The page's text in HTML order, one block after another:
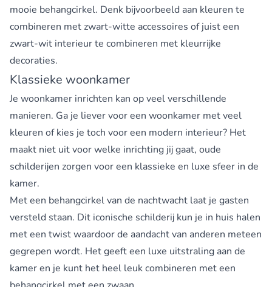
mooie behangcirkel. Denk bijvoorbeeld aan kleuren te
combineren met zwart-witte accessoires of juist een
zwart-wit interieur te combineren met kleurrijke
decoraties.
Klassieke woonkamer
Je woonkamer inrichten kan op veel verschillende
manieren. Ga je liever voor een woonkamer met veel
kleuren of kies je toch voor een modern interieur? Het
maakt niet uit voor welke inrichting jij gaat, oude
schilderijen zorgen voor een klassieke en luxe sfeer in de
kamer.
Met een behangcirkel van de nachtwacht laat je gasten
versteld staan. Dit iconische schilderij kun je in huis halen
met een twist waardoor de aandacht van anderen meteen
gegrepen wordt. Het geeft een luxe uitstraling aan de
kamer en je kunt het heel leuk combineren met een